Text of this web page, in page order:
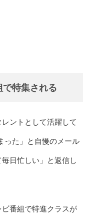
特集される
ントとして活躍して
った」と自慢のメール
日忙しい」と返信し
番組で特進クラスが